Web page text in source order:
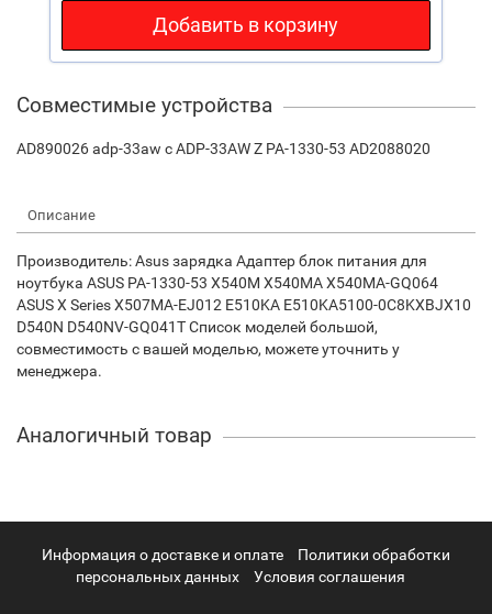
Добавить в корзину
Совместимые устройства
AD890026 adp-33aw c ADP-33AW Z PA-1330-53 AD2088020
Описание
Производитель: Asus зарядка Адаптер блок питания для
ноутбука ASUS PA-1330-53 X540M X540MA X540MA-GQ064
ASUS X Series X507MA-EJ012 E510KA E510KA5100-0C8KXBJX10
D540N D540NV-GQ041T Список моделей большой,
совместимость с вашей моделью, можете уточнить у
менеджера.
Аналогичный товар
Информация о доставке и оплате
Политики обработки
персональных данных
Условия соглашения